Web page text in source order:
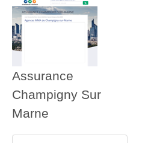
Assurance
Champigny Sur
Marne